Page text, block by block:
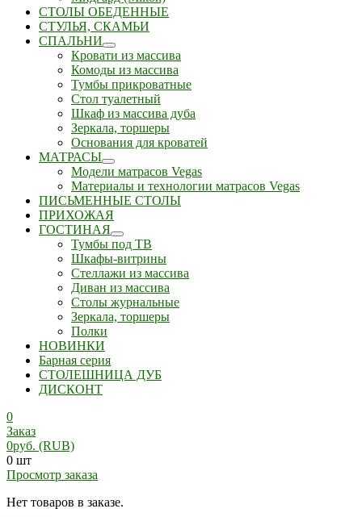
СТОЛЫ ОБЕДЕННЫЕ
СТУЛЬЯ, СКАМЬИ
СПАЛЬНИ
Кровати из массива
Комоды из массива
Тумбы прикроватные
Стол туалетный
Шкаф из массива дуба
Зеркала, торшеры
Основания для кроватей
МАТРАСЫ
Модели матрасов Vegas
Материалы и технологии матрасов Vegas
ПИСЬМЕННЫЕ СТОЛЫ
ПРИХОЖАЯ
ГОСТИНАЯ
Тумбы под ТВ
Шкафы-витрины
Стеллажи из массива
Диван из массива
Столы журнальные
Зеркала, торшеры
Полки
НОВИНКИ
Барная серия
СТОЛЕШНИЦА ДУБ
ДИСКОНТ
0
Заказ
0руб. (RUB)
0 шт
Просмотр заказа
Нет товаров в заказе.